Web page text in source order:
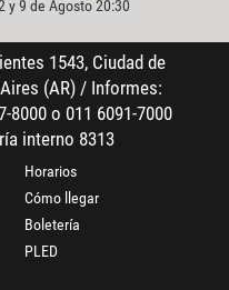
y 9 de Agosto 20:30
1543, Ciudad de
(AR) / Informes:
8000 o 011 6091-7000
interno 8313
Horarios
Cómo llegar
Boletería
PLED